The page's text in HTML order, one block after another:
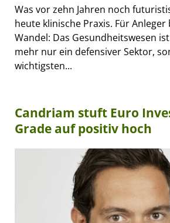
Was vor zehn Jahren noch
heute klinische Praxis. Für
Wandel: Das Gesundheitswesen
mehr nur ein defensiver Sektor,
wichtigsten...
Candriam stuft Euro
Grade auf positiv hoch